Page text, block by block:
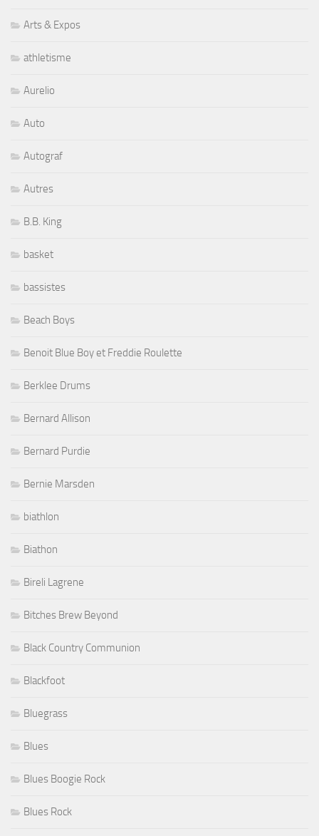
Arts & Expos
athletisme
Aurelio
Auto
Autograf
Autres
B.B. King
basket
bassistes
Beach Boys
Benoit Blue Boy et Freddie Roulette
Berklee Drums
Bernard Allison
Bernard Purdie
Bernie Marsden
biathlon
Biathon
Bireli Lagrene
Bitches Brew Beyond
Black Country Communion
Blackfoot
Bluegrass
Blues
Blues Boogie Rock
Blues Rock